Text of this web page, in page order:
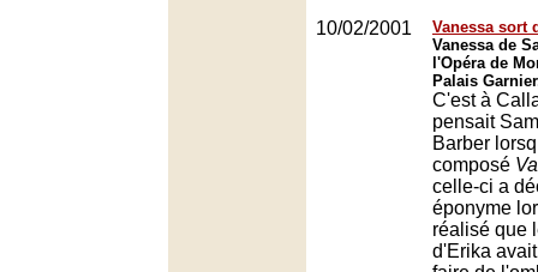
10/02/2001
Vanessa sort
Vanessa de
l'Opéra de
Palais
C'est à
pensait
Barber
composé
celle-ci a
éponyme
réalisé que
d'Erika